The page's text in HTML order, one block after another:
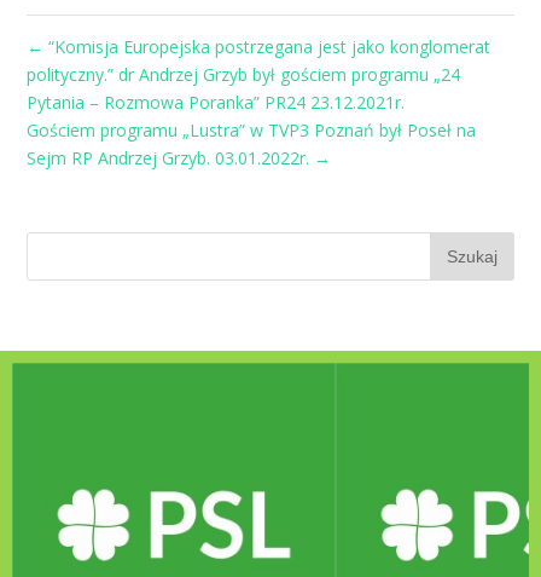
← “Komisja Europejska postrzegana jest jako konglomerat
polityczny.” dr Andrzej Grzyb był gościem programu „24
Pytania – Rozmowa Poranka” PR24 23.12.2021r.
Gościem programu „Lustra” w TVP3 Poznań był Poseł na
Sejm RP Andrzej Grzyb. 03.01.2022r. →